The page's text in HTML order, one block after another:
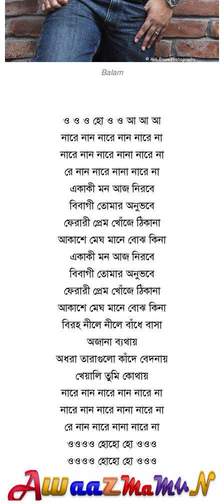
Balam
ও ও ও হো ও ও আ আ আ
নারে নান নারে নান নারে না
নারে নান নারে নানা নারে না
রে নান নারে নানা নারে না
একাকী মন আজ নিরবে
বিবাগী তোমার অনুভবে
ফেরারী প্রেম খোঁজে ঠিকানা
আকাশে মেঘ মানে বোঝ কিনা
একাকী মন আজ নিরবে
বিবাগী তোমার অনুভবে
ফেরারী প্রেম খোঁজে ঠিকানা
আকাশে মেঘ মানে বোঝ কিনা
বিরহ নীলে নীলে বাঁধে বাসা
অজানা ব্যথায়
অধরা তারাগুলো কাঁদে বেদনায়
খেয়ালি তুমি কোথায়
নারে নান নারে নান নারে না
নারে নান নারে নানা নারে না
রে নান নারে নানা নারে না
ওওওও হোহো হো ওওও
ওওওও হোহো হো ওওও